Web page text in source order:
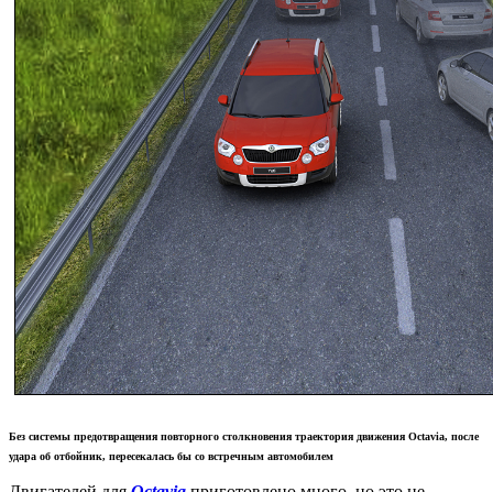
Без системы предотвращения повторного столкновения траектория движения Octavia, после
удара об отбойник, пересекалась бы со встречным автомобилем